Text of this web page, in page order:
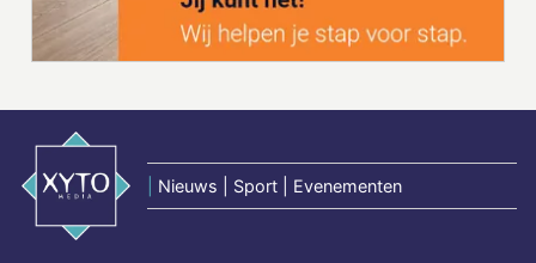
Nieuws | Sport | Evenementen